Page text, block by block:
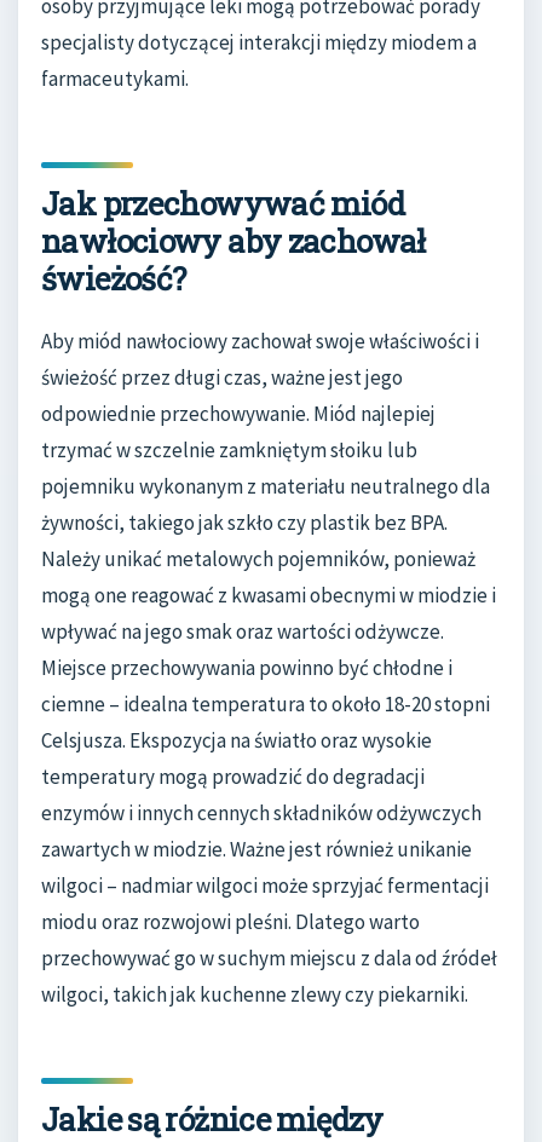
osoby przyjmujące leki mogą potrzebować porady
specjalisty dotyczącej interakcji między miodem a
farmaceutykami.
Jak przechowywać miód
nawłociowy aby zachował
świeżość?
Aby miód nawłociowy zachował swoje właściwości i
świeżość przez długi czas, ważne jest jego
odpowiednie przechowywanie. Miód najlepiej
trzymać w szczelnie zamkniętym słoiku lub
pojemniku wykonanym z materiału neutralnego dla
żywności, takiego jak szkło czy plastik bez BPA.
Należy unikać metalowych pojemników, ponieważ
mogą one reagować z kwasami obecnymi w miodzie i
wpływać na jego smak oraz wartości odżywcze.
Miejsce przechowywania powinno być chłodne i
ciemne – idealna temperatura to około 18-20 stopni
Celsjusza. Ekspozycja na światło oraz wysokie
temperatury mogą prowadzić do degradacji
enzymów i innych cennych składników odżywczych
zawartych w miodzie. Ważne jest również unikanie
wilgoci – nadmiar wilgoci może sprzyjać fermentacji
miodu oraz rozwojowi pleśni. Dlatego warto
przechowywać go w suchym miejscu z dala od źródeł
wilgoci, takich jak kuchenne zlewy czy piekarniki.
Jakie są różnice między